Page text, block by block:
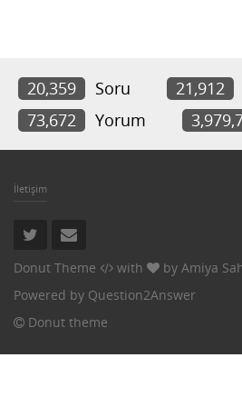
20,359 Soru 21,912
73,672
Yorum
İletişim
Donut Theme with by Amiya
Powered by Question2Answer
Donut theme